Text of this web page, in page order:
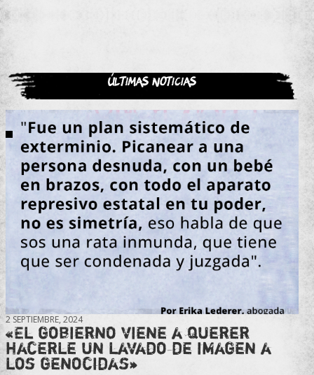
Últimas noticias
2 SEPTIEMBRE, 2024
«El gobierno viene a querer
hacerle un lavado de imagen a
los genocidas»